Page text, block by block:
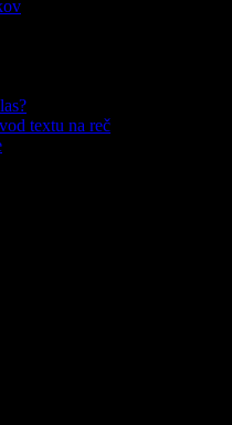
textu na reč